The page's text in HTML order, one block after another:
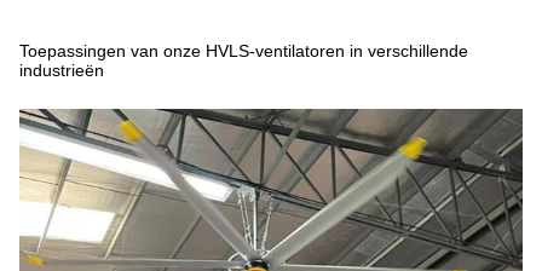
Toepassingen van onze HVLS-ventilatoren in verschillende
industrieën